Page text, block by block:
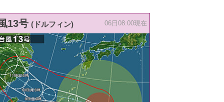
13号 (ドルフィン) 06日08:00現在